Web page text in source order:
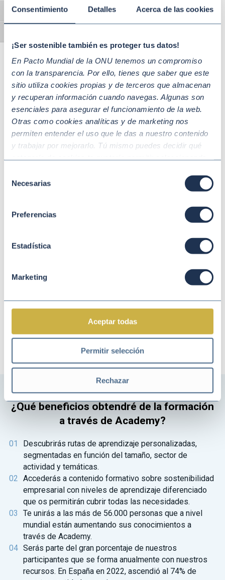
Consentimiento Detalles Acerca de las cookies
¡Ser sostenible también es proteger tus datos!
En Pacto Mundial de la ONU tenemos un compromiso
con la transparencia. Por ello, tienes que saber que este
sitio utiliza cookies propias y de terceros que almacenan
y recuperan información cuando navegas. Algunas son
esenciales para asegurar el funcionamiento de la web.
Otras como cookies analíticas y de marketing nos
permiten entender el uso que le das a nuestro contenido
y trabajar por mejorarlo. Tú mismo puedes decidir qué
quieras que recojamos ninguna información dándole al
Necesarias
Preferencias
Estadística
Marketing
Aceptar todas
Permitir selección
Rechazar
Alternar alto contraste
UN Global Compact Academy, el
enfoque internacional, no te pierdas UN Global
oportunidades
Conócela
Acceder
¿Qué beneficios obtendré de la formación
a través de Academy?
Descubrirás rutas de aprendizaje personalizadas,
segmentadas en función del tamaño, sector de
actividad y temáticas.
Accederás a contenido formativo sobre sostenibilidad
empresarial con niveles de aprendizaje diferenciado
que os permitirán cubrir todas las necesidades.
Te unirás a las más de 56.000 personas que a nivel
mundial están aumentando sus conocimientos a
través de Academy.
Serás parte del gran porcentaje de nuestros
participantes que se forma anualmente con nuestros
recursos. En España en 2022, ascendió al 74% de